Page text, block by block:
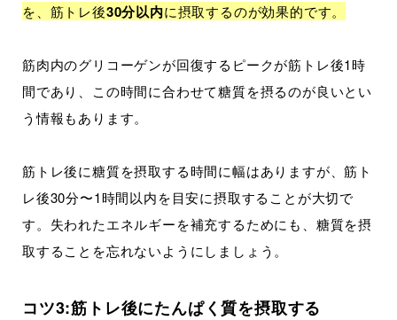
を、筋トレ後30分以内に摂取するのが効果的です。
筋肉内のグリコーゲンが回復するピークが筋トレ後1時
間であり、この時間に合わせて糖質を摂るのが良いとい
う情報もあります。
筋トレ後に糖質を摂取する時間に幅はありますが、筋ト
レ後30分〜1時間以内を目安に摂取することが大切で
す。失われたエネルギーを補充するためにも、糖質を摂
取することを忘れないようにしましょう。
コツ3:筋トレ後にたんぱく質を摂取する